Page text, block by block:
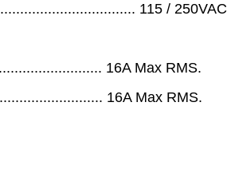
115 / 250VAC
16A Max RMS.
16A Max RMS.